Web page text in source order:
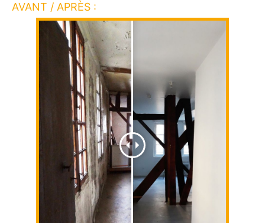
AVANT / APRÈS :